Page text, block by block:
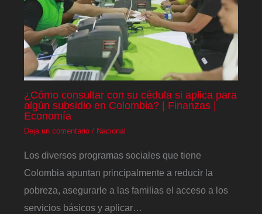
¿Cómo consultar con su cédula si aplica para
algún subsidio en Colombia? | Finanzas |
Economía
Deja un comentario / Nacional
Los diversos programas sociales que tiene
Colombia apuntan principalmente a reducir la
pobreza, asegurarle a las familias el acceso a los
servicios básicos y aplicar…